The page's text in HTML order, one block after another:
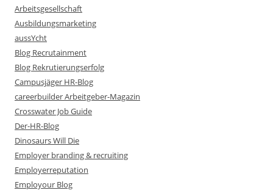
Arbeitsgesellschaft
Ausbildungsmarketing
aussYcht
Blog Recrutainment
Blog Rekrutierungserfolg
Campusjäger HR-Blog
careerbuilder Arbeitgeber-Magazin
Crosswater Job Guide
Der-HR-Blog
Dinosaurs Will Die
Employer branding & recruiting
Employerreputation
Employour Blog